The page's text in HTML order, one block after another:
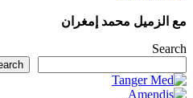
مع الزميل محمد إمغران
Search